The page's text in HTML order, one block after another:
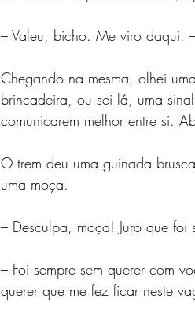
– Valeu, bicho. Me viro daqui.
Chegando na mesma, olhei
brincadeira, ou sei lá, uma
comunicarem melhor entre si.
O trem deu uma guinada
uma moça.
– Desculpa, moça! Juro que foi
– Foi sempre sem querer com
querer que me fez ficar neste